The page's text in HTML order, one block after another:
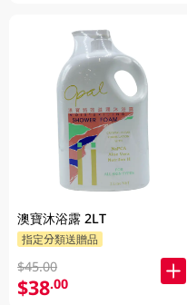
澳寶沐浴露 2LT
指定分類送贈品
$45.00
$38.00